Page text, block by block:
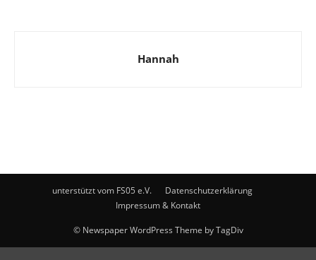
Hannah
unterstützt vom FS05 e.V.
Datenschutzerklärung
Impressum & Kontakt
© Newspaper WordPress Theme by TagDiv